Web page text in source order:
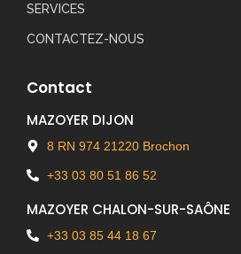
SERVICES
CONTACTEZ-NOUS
Contact
MAZOYER DIJON
8 RN 974 21220 Brochon
+33 03 80 51 86 52
MAZOYER CHALON-SUR-SAÔNE
+33 03 85 44 18 67